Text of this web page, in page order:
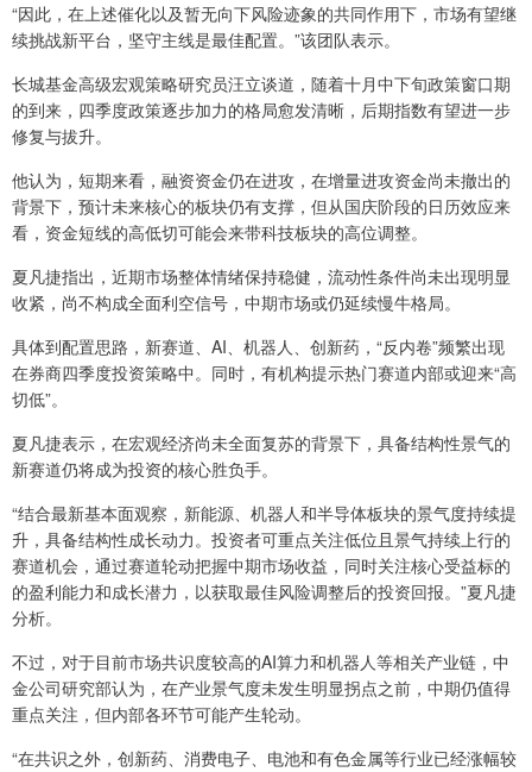
“因此，在上述催化以及暂无向下风险迹象的共同作用下，市场有望继
续挑战新平台，坚守主线是最佳配置。”该团队表示。
长城基金高级宏观策略研究员汪立谈道，随着十月中下旬政策窗口期
的到来，四季度政策逐步加力的格局愈发清晰，后期指数有望进一步
修复与拔升。
他认为，短期来看，融资资金仍在进攻，在增量进攻资金尚未撤出的
背景下，预计未来核心的板块仍有支撑，但从国庆阶段的日历效应来
看，资金短线的高低切可能会来带科技板块的高位调整。
夏凡捷指出，近期市场整体情绪保持稳健，流动性条件尚未出现明显
收紧，尚不构成全面利空信号，中期市场或仍延续慢牛格局。
具体到配置思路，新赛道、AI、机器人、创新药，“反内卷”频繁出现
在券商四季度投资策略中。同时，有机构提示热门赛道内部或迎来“高
切低”。
夏凡捷表示，在宏观经济尚未全面复苏的背景下，具备结构性景气的
新赛道仍将成为投资的核心胜负手。
“结合最新基本面观察，新能源、机器人和半导体板块的景气度持续提
升，具备结构性成长动力。投资者可重点关注低位且景气持续上行的
赛道机会，通过赛道轮动把握中期市场收益，同时关注核心受益标的
的盈利能力和成长潜力，以获取最佳风险调整后的投资回报。”夏凡捷
分析。
不过，对于目前市场共识度较高的AI算力和机器人等相关产业链，中
金公司研究部认为，在产业景气度未发生明显拐点之前，中期仍值得
重点关注，但内部各环节可能产生轮动。
“在共识之外，创新药、消费电子、电池和有色金属等行业已经涨幅较